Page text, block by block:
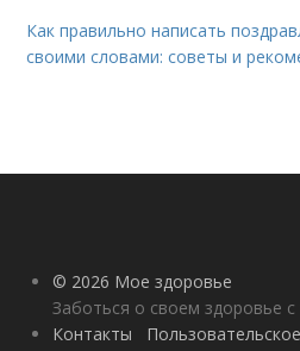
Как правильно написать
своими словами: советы и
© 2026 Мое здоровье
Заботься о своем здоровье с
Контакты